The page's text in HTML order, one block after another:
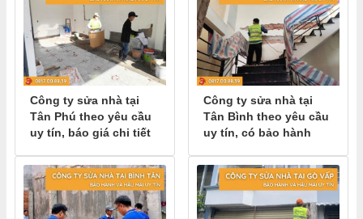
Công ty sửa nhà tại
Tân Phú theo yêu cầu
uy tín, báo giá chi tiết
Công ty sửa nhà tại
Tân Bình theo yêu cầu
uy tín, có bảo hành